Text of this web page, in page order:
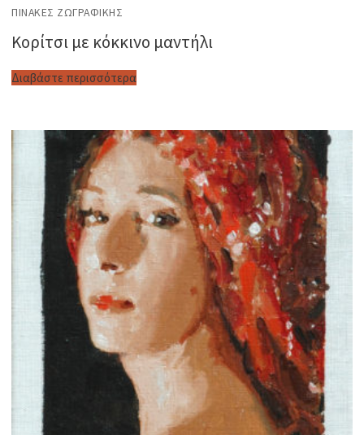
ΠΊΝΑΚΕΣ ΖΩΓΡΑΦΙΚΉΣ
Κορίτσι με κόκκινο μαντήλι
Διαβάστε περισσότερα